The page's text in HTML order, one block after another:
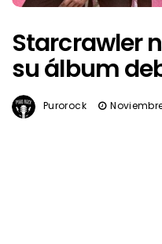
Starcrawler
su álbum
Purorock